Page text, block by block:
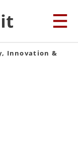
Innovation &